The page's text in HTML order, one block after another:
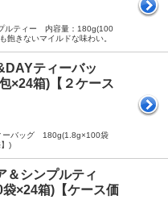
ルティー 内容量：180g(100
飽きないマイルドな味わい。
ティーバッ
×24箱)【２ケース
ーバッグ 180g(1.8g×100袋
)
＆シンプルティ
×24箱)【ケース価